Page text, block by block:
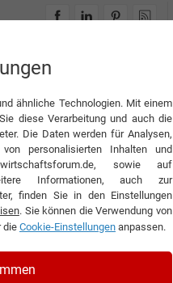
INTERVIEWS
ähnliche Technologien. Mit einem
diese Verarbeitung und auch die
Die Daten werden für Analysen,
personalisierten Inhalten und
sowie auf
Informationen, auch zur
finden Sie in den Einstellungen
. Sie können die Verwendung von
die Cookie-Einstellungen anpassen.